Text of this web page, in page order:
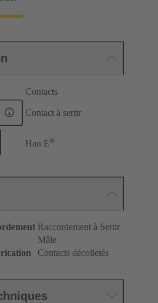
Contacts
Contact à sertir
Han E®
Raccordement à Sertir
Mâle
Contacts décolletés